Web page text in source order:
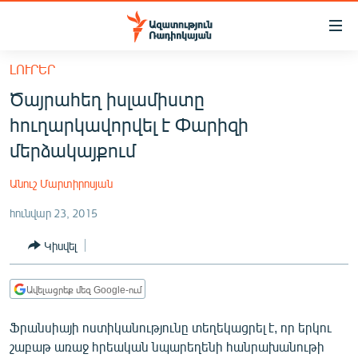
Մատչելիության
հիմնական
բովանդակությանը
Անցնել
հիմնական
մենյուին
ՀԱՅԱՍՏԱՆ
ՔԱՂԱՔԱԿԱՆ
ՏՆՏԵՍՈՒԹՅՈՒՆ
ՂԱՐԱԲԱՂ
ՏԱՐԱԾԱՇՐՋԱՆ
ԼՈՒՐԵՐ
Ծայրահեղ իսլամիստը
հուղարկավորվել է Փարիզի
մերձակայքում
Անուշ Մարտիրոսյան
հունվար 23, 2015
Կիսվել
Ավելացրեք մեզ Google-ում
Ֆրանսիայի ոստիկանությունը տեղեկացրել է, որ երկու
շաբաթ առաջ հրեական նպարեղենի հանրախանութի